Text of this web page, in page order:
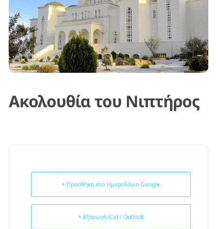
Ακολουθία του Νιπτήρος
+ Προσθήκη στο Ημερολόγιο Google
+ Εξαγωγή iCal / Outlook